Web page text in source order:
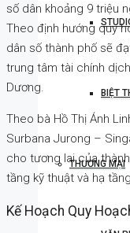
BIỆT
THƯƠNG MẠI
số dân khoảng 9 triệu
Theo định hướng quy
dân số thành phố sẽ
trung tâm tài chính
Dương.
Theo bà Hồ Thị Ánh
Surbana Jurong –
cho tương lai của
tầng kỹ thuật và hạ
Kế Hoạch Quy